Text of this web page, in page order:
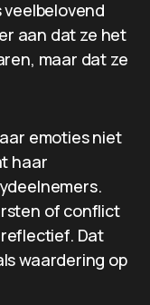
aan dat ze het
maar dat ze
emoties niet
haar
of conflict
Dat
waardering op